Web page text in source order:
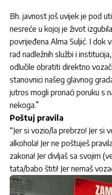
Bh. javnost još uvijek je pod
nesreće u kojoj je život
povrijeđena Alma Suljić. I dok
rad nadležnih službi i
odlučile obratiti direktno
stanovnici našeg glavnog
jutros mogli pronaći poruku s
nekoga.”
Poštuj pravila
“Jer si vozio/la prebrzo! Jer si
alkohola! Jer ne poštuješ
zakona! Jer divljaš sa svojim
tata/babo štiti! Jer nemaš